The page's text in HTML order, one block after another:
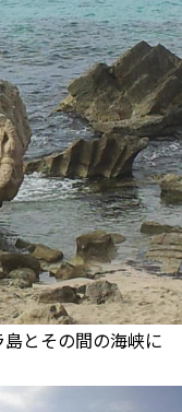
とその間の海峡に